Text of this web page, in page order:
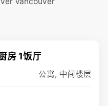
房 1饭厅
公寓, 中间楼层